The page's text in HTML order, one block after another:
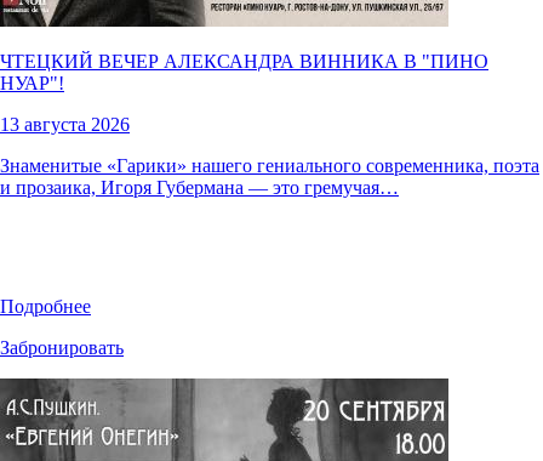
ЧТЕЦКИЙ ВЕЧЕР АЛЕКСАНДРА ВИННИКА В "ПИНО
НУАР"!
13 августа 2026
Знаменитые «Гарики» нашего гениального современника, поэта
и прозаика, Игоря Губермана — это гремучая…
Подробнее
Забронировать